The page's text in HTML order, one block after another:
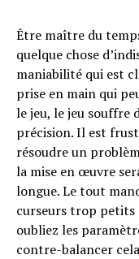
Être maître du
quelque chose
maniabilité qui est
prise en main qui
le jeu, le jeu souffre
précision. Il est
résoudre un
la mise en œuvre
longue. Le tout
curseurs trop petits
oubliez les
contre-balancer